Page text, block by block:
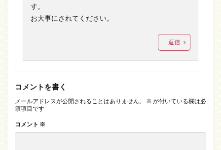
す。
お大事にされてください。
返信
コメントを書く
メールアドレスが公開されることはありません。 ※ が付いている欄は必
須項目です
コメント ※